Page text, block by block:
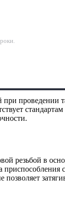
проведении
резьбой в
приспособления
позволяет